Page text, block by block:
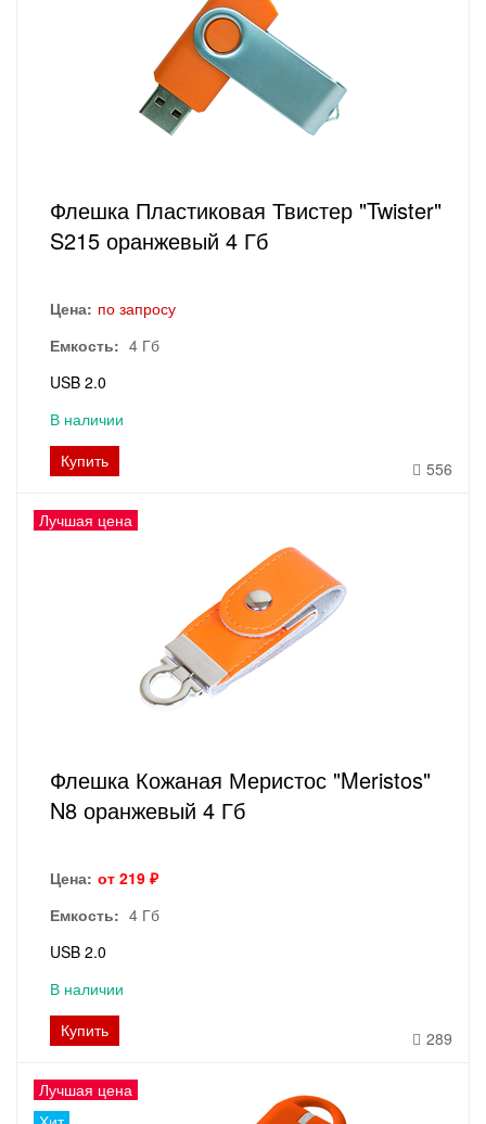
Флешка Пластиковая Твистер "Twister"
S215 оранжевый 4 Гб
Цена: по запросу
Емкость: 4 Гб
USB 2.0
В наличии
Купить
556
Лучшая цена
Флешка Кожаная Меристос "Meristos"
N8 оранжевый 4 Гб
Цена: от 219 ₽
Емкость: 4 Гб
USB 2.0
В наличии
Купить
289
Лучшая цена